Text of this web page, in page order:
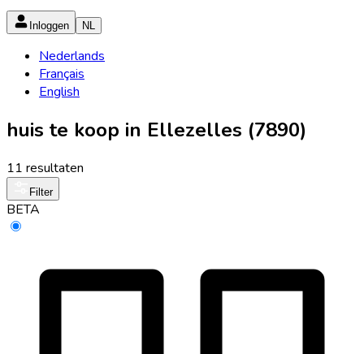
Inloggen NL
Nederlands
Français
English
huis te koop in Ellezelles (7890)
11 resultaten
Filter
BETA